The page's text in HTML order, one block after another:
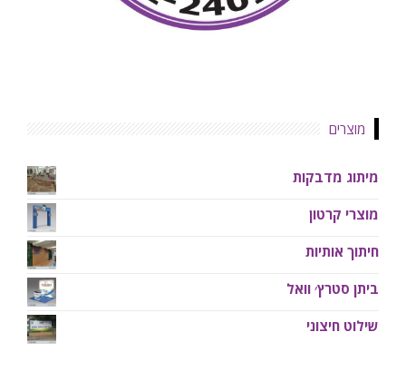
מוצרים
מיתוג מדבקות
מוצרי קרטון
חיתוך אותיות
ביתן סטרץ׳ וואל
שילוט חיצוני